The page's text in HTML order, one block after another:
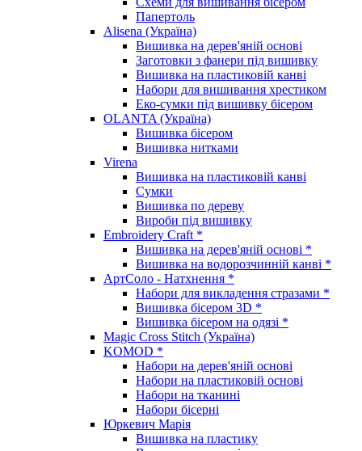
Папертоль
Alisena (Україна)
Вишивка на дерев'яній основі
Заготовки з фанери під вишивку
Вишивка на пластиковій канві
Набори для вишивання хрестиком
Еко-сумки під вишивку бісером
OLANTA (Україна)
Вишивка бісером
Вишивка нитками
Virena
Вишивка на пластиковій канві
Сумки
Вишивка по дереву
Вироби під вишивку
Embroidery Craft *
Вишивка на дерев'яній основі *
Вишивка на водорозчинній канві *
АртСоло - Натхнення *
Набори для викладення стразами *
Вишивка бісером 3D *
Вишивка бісером на одязі *
Magic Cross Stitch (Україна)
KOMOD *
Набори на дерев'яній основі
Набори на пластиковій основі
Набори на тканині
Набори бісерні
Юркевич Марія
Вишивка на пластику